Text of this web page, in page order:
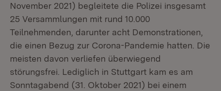
November 2021) begleitete die Polizei insgesamt
25 Versammlungen mit rund 10.000
Teilnehmenden, darunter acht Demonstrationen,
die einen Bezug zur Corona-Pandemie hatten. Die
meisten davon verliefen überwiegend
störungsfrei. Lediglich in Stuttgart kam es am
Sonntagabend (31. Oktober 2021) bei einem